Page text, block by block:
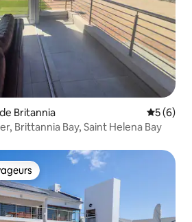
Britannia
5 (6)
Brittannia Bay, Saint Helena Bay
les plus appréciés